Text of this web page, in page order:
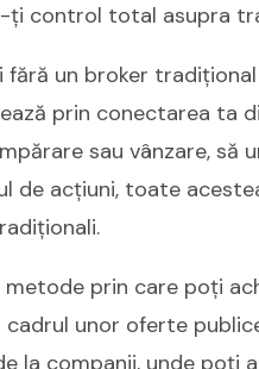
ți control total asupra
fără un broker
prin conectarea ta
sau vânzare,
de acțiuni, toate
prin care poți
unor oferte
la companii, unde poți